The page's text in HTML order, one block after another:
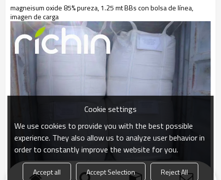
magneisum oxide 85% pureza, 1.25 mt BBs con bolsa de línea,
imagen de carga
Cookie settings
We use cookies to provide you with the best possible
experience. They also allow us to analyze user behavior in
order to constantly improve the website for you.
Accept all Accept Selection Reject All